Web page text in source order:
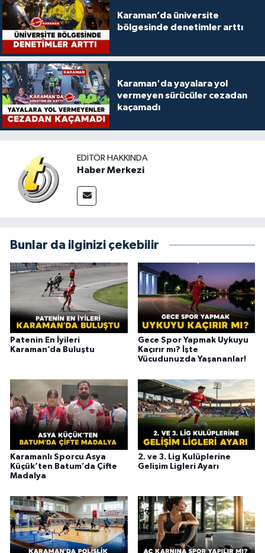
Karaman’da üniversite
bölgesinde denetimler arttı
Karaman'da yayalara yol
vermeyen sürücüler cezadan
kaçamadı
EDITÖR HAKKINDA
Haber Merkezi
Bunlar da ilginizi çekebilir
Patenin En İyileri
Karaman’da Buluştu
Gece Spor Yapmak Uykuyu
Kaçırır mı? İşte
Vücudunuzda Yaşananlar!
Karamanlı Sporcu Asya
Küçük’ten Batum’da Çifte
Madalya
2. ve 3. Lig Kulüplerine
Gelişim Ligleri Ayarı